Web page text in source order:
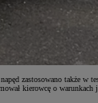
zastosowano także
kierowcę o